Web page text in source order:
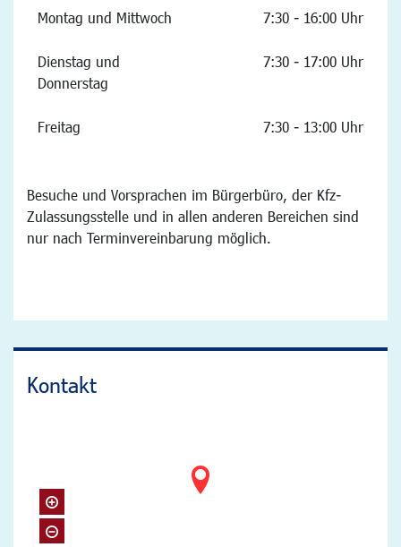
Montag und Mittwoch 7:30 - 16:00 Uhr
Dienstag und
Donnerstag
7:30 - 17:00 Uhr
Freitag 7:30 - 13:00 Uhr
Besuche und Vorsprachen im Bürgerbüro, der Kfz-
Zulassungsstelle und in allen anderen Bereichen sind
nur nach Terminvereinbarung möglich.
Kontakt